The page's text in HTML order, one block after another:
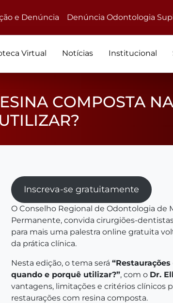
e Denúncia Denúncia Odontologia
Virtual Notícias Institucional
COMPOSTA
Inscreva-se gratuitamente
O Conselho Regional de Odontologia de
Permanente, convida cirurgiões-
para mais uma palestra online gratuita
da prática clínica.
Nesta edição, o tema será
quando e porquê utilizar?”, com o Dr.
vantagens, limitações e critérios clínicos
restaurações com resina composta.